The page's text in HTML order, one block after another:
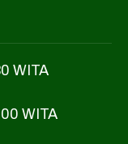
WITA
WITA